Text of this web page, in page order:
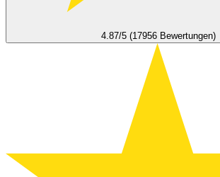
4.87/5 (17956 Bewertungen)